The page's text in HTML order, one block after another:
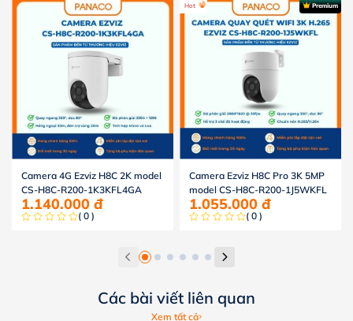
Camera 4G Ezviz H8C 2K model
CS-H8C-R200-1K3KFL4GA
1.140.000 đ
( 0 )
Hot Premium
Camera Ezviz H8C Pro 3K 5MP
model CS-H8C-R200-1J5WKFL
1.055.000 đ
( 0 )
Các bài viết liên quan
Xem tất cả